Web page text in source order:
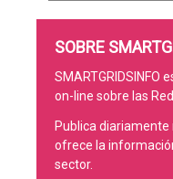
SOBRE
SMARTGRIDSINFO
on-line sobre las
Publica diariamente
ofrece la
sector.